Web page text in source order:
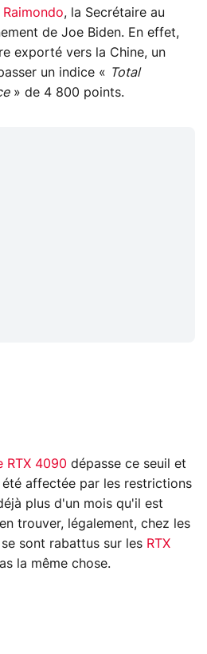
, la Secrétaire au
de Joe Biden. En effet,
exporté vers la Chine, un
un indice « Total
» de 4 800 points.
RTX 4090 dépasse ce seuil et
affectée par les restrictions
plus d'un mois qu'il est
trouver, légalement, chez les
sont rabattus sur les RTX
la même chose.